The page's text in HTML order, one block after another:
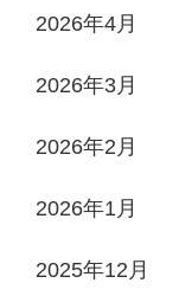
2026年4月
2026年3月
2026年2月
2026年1月
2025年12月